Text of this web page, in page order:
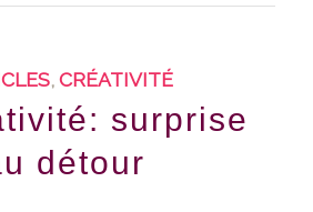
,CRÉATIVITÉ
surprise
détour